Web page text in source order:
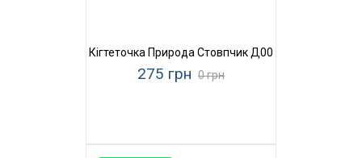
Кігтеточка Природа Стовпчик Д00
275 грн 0 грн